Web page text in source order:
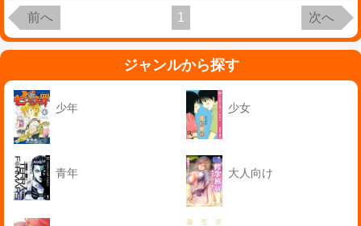
前へ 1 次へ
ジャンルから探す
少年 少女
青年 大人向け